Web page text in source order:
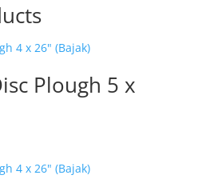
Plough 5 x